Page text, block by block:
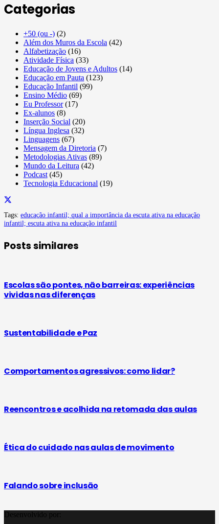
Categorias
+50 (ou -) (2)
Além dos Muros da Escola (42)
Alfabetização (16)
Atividade Física (33)
Educação de Jovens e Adultos (14)
Educação em Pauta (123)
Educação Infantil (99)
Ensino Médio (69)
Eu Professor(17)
Ex-alunos (8)
Inserção Social (20)
Língua Inglesa (32)
Linguagens (67)
Mensagem da Diretoria (7)
Metodologias Ativas (89)
Mundo da Leitura (42)
Podcast (45)
Tecnologia Educacional (19)
Tags: educação infantil; qual a importância da escuta ativa na educação
infantil; escuta ativa na educação infantil
Posts similares
Escolas são pontes, não barreiras: experiências
vividas nas diferenças
Sustentabilidade e Paz
Comportamentos agressivos: como lidar?
Reencontros e acolhida na retomada das aulas
Ética do cuidado nas aulas de movimento
Falando sobre inclusão
Desenvolvido por: